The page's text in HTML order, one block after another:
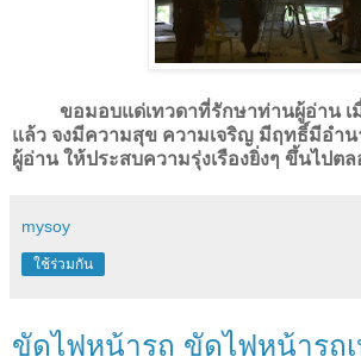
ขอมอบแด่เทวดาที่รักษาท่านผู้อ่าน เมื่
แล้ว จงมีความสุข ความเจริญ มีฤทธิ์มีอำน
ผู้อ่าน ให้ประสบความรุ่งเรืองยิ่งๆ ขึ้นไปต
mysoy
ใช้ร่วมกัน
ขัดไฟหน้ารถ ขัดไฟหน้ารถเ